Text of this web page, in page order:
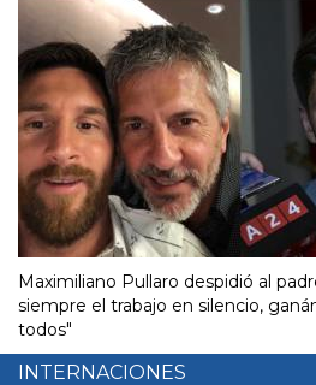
Maximiliano Pullaro despidió al
siempre el trabajo en silencio,
todos"
INTERNACIONES